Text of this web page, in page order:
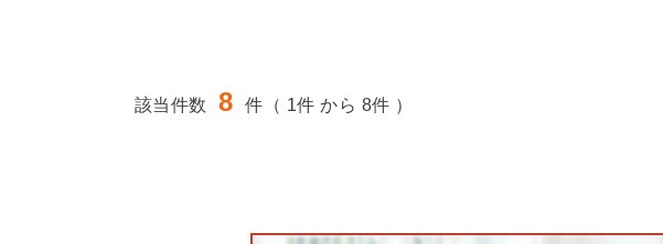
該当件数 8 件（ 1件 から 8件 ）